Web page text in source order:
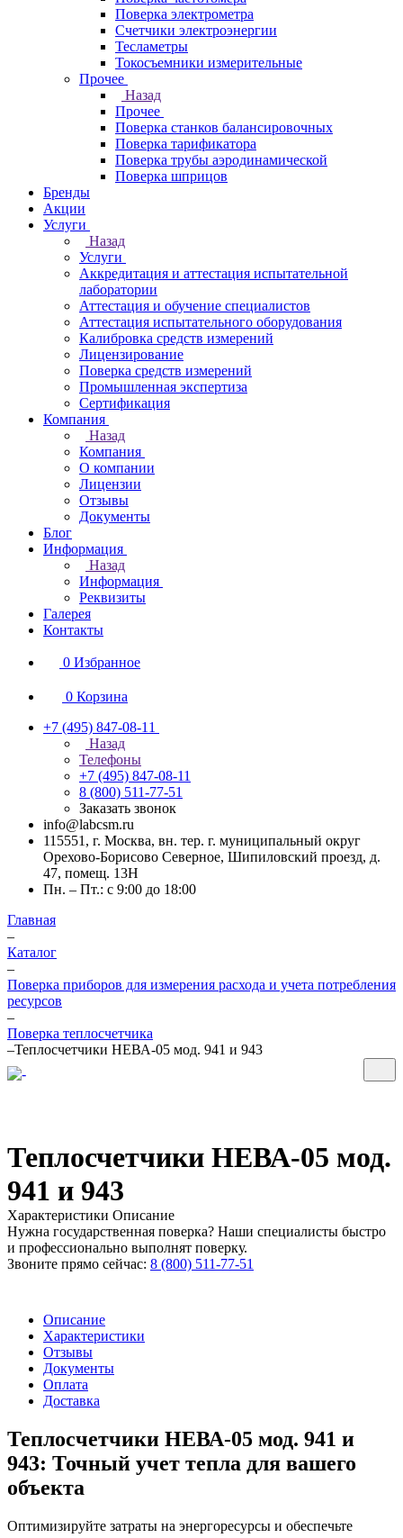
Поверка электрометра
Счетчики электроэнергии
Тесламетры
Токосъемники измерительные
Прочее
Назад
Прочее
Поверка станков балансировочных
Поверка тарификатора
Поверка трубы аэродинамической
Поверка шприцов
Бренды
Акции
Услуги
Назад
Услуги
Аккредитация и аттестация испытательной
лаборатории
Аттестация и обучение специалистов
Аттестация испытательного оборудования
Калибровка средств измерений
Лицензирование
Поверка средств измерений
Промышленная экспертиза
Сертификация
Компания
Назад
Компания
О компании
Лицензии
Отзывы
Документы
Блог
Информация
Назад
Информация
Реквизиты
Галерея
Контакты
0 Избранное
0 Корзина
+7 (495) 847-08-11
Назад
Телефоны
+7 (495) 847-08-11
8 (800) 511-77-51
Заказать звонок
info@labcsm.ru
115551, г. Москва, вн. тер. г. муниципальный округ
Орехово-Борисово Северное, Шипиловский проезд, д.
47, помещ. 13Н
Пн. – Пт.: с 9:00 до 18:00
Главная
–
Каталог
–
Поверка приборов для измерения расхода и учета потребления
ресурсов
–
Поверка теплосчетчика
–Теплосчетчики НЕВА-05 мод. 941 и 943
Теплосчетчики НЕВА-05 мод.
941 и 943
Характеристики Описание
Нужна государственная поверка? Наши специалисты быстро
и профессионально выполнят поверку.
Звоните прямо сейчас: 8 (800) 511-77-51
Описание
Характеристики
Отзывы
Документы
Оплата
Доставка
Теплосчетчики НЕВА-05 мод. 941 и
943: Точный учет тепла для вашего
объекта
Оптимизируйте затраты на энергоресурсы и обеспечьте